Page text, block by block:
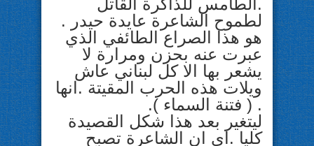
لطموح الشاعرة عايدة حيدر .
هو هذا الصراع الطائفي الذي
عبرت عنه بحزن ومرارة لا
يشعر بها الا كل لبناني عاش
ويلات هذه الحرب المقيتة .انها
. ( فتنة السماء ).
ليتغير بعد هذا شكل القصيدة
كليا .اي ان الشاعرة تصبح